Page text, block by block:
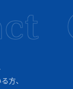
方、